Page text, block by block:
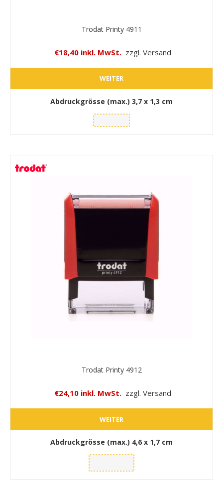
Trodat Printy 4911
€18,40 inkl. MwSt. zzgl. Versand
WEITER
Abdruckgrösse (max.) 3,7 x 1,3 cm
Trodat Printy 4912
€24,10 inkl. MwSt. zzgl. Versand
WEITER
Abdruckgrösse (max.) 4,6 x 1,7 cm